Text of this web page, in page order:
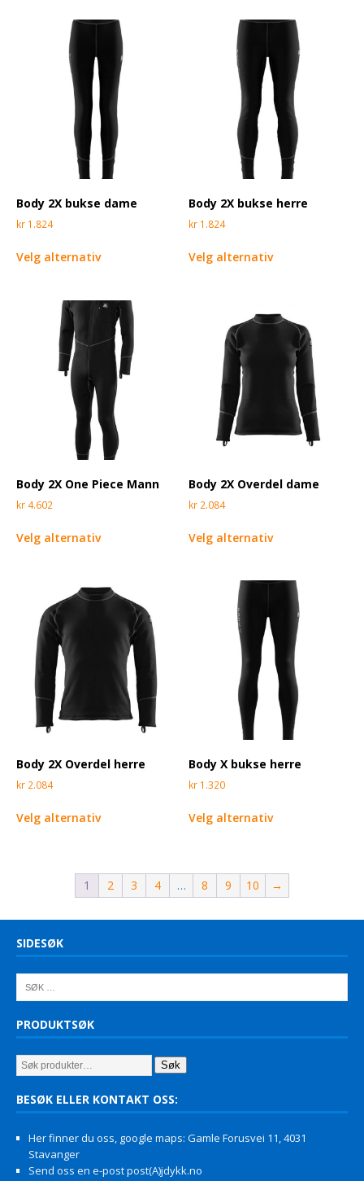
Body 2X bukse dame
kr 1.824
Velg alternativ
Body 2X bukse herre
kr 1.824
Velg alternativ
Body 2X One Piece Mann
kr 4.602
Velg alternativ
Body 2X Overdel dame
kr 2.084
Velg alternativ
Body 2X Overdel herre
kr 2.084
Velg alternativ
Body X bukse herre
kr 1.320
Velg alternativ
1 2 3 4 … 8 9 10 →
SIDESØK
PRODUKTSØK
Søk
BESØK ELLER KONTAKT OSS:
Her finner du oss, google maps: Gamle Forusvei 11, 4031
Stavanger
Send oss en e-post post(A)jdykk.no